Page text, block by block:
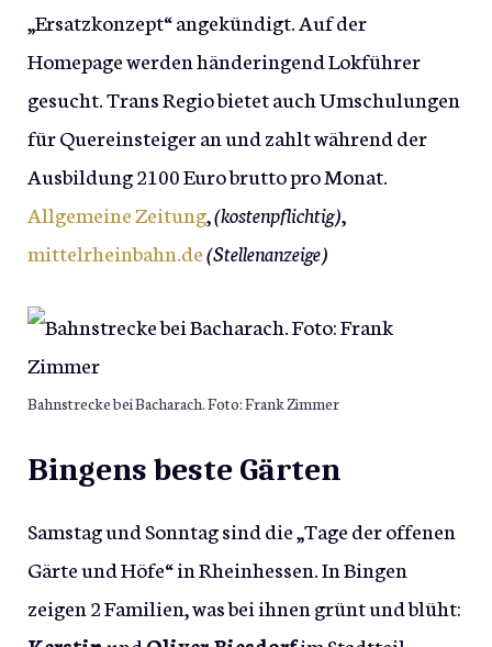
„Ersatzkonzept“ angekündigt. Auf der
Homepage werden händeringend Lokführer
gesucht. Trans Regio bietet auch Umschulungen
für Quereinsteiger an und zahlt während der
Ausbildung 2100 Euro brutto pro Monat.
Allgemeine Zeitung,(kostenpflichtig),
mittelrheinbahn.de(Stellenanzeige)
Bahnstrecke bei Bacharach. Foto: Frank Zimmer
Bingens beste Gärten
Samstag und Sonntag sind die „Tage der offenen
Gärte und Höfe“ in Rheinhessen. In Bingen
zeigen 2 Familien, was bei ihnen grünt und blüht: